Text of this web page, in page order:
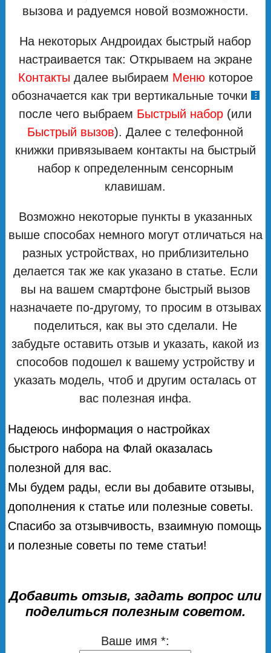
вызова и радуемся новой возможности.
На некоторых Андроидах быстрый набор
настраивается так: Открываем на экране
Контакты далее выбираем Менюкоторое
обозначается как три вертикальные точки
после чего выбраем Быстрый набор (или
Быстрый вызов). Далее с телефонной
книжки привязываем контакты на быстрый
набор к определенным сенсорным
клавишам.
Возможно некоторые пункты в указанных
выше способах немного могут отличаться на
разных устройствах, но приблизительно
делается так же как указано в статье. Если
вы на вашем смартфоне быстрый вызов
назначаете по-другому, то просим в отзывах
поделиться, как вы это сделали. Не
забудьте оставить отзыв и указать, какой из
способов подошел к вашему устройству и
указать модель, чтоб и другим осталась от
вас полезная инфа.
Надеюсь информация о настройках
быстрого набора на Флай оказалась
полезной для вас.
Мы будем рады, если вы добавите отзывы,
дополнения к статье или полезные советы.
Спасибо за отзывчивость, взаимную помощь
и полезные советы по теме статьи!
Добавить отзыв, задать вопрос или
поделиться полезным советом.
Ваше имя *: